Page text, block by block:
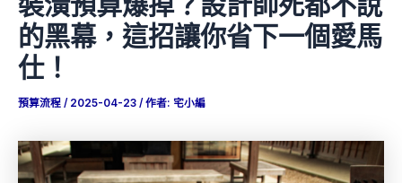
的黑幕，這招讓你省下一個愛馬
仕！
預算流程 / 2025-04-23 / 作者: 宅小編